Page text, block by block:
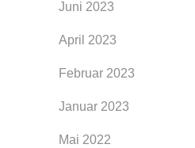
Juni 2023
April 2023
Februar 2023
Januar 2023
Mai 2022